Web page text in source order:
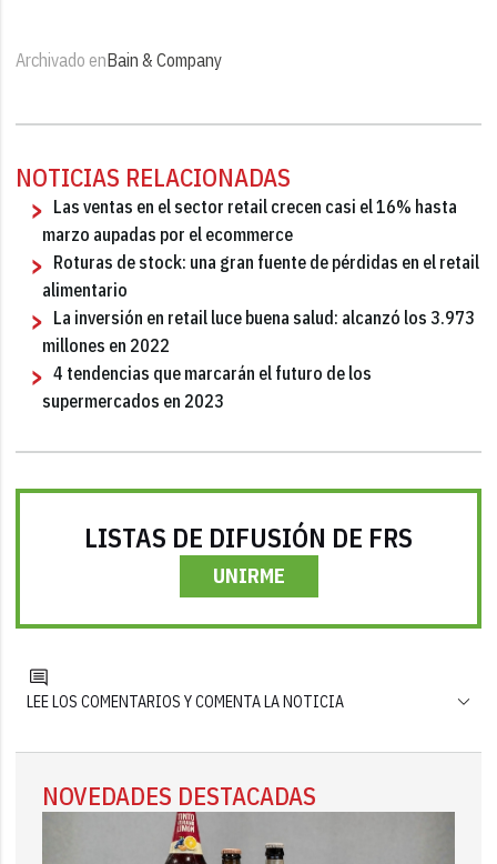
Archivado enBain & Company
NOTICIAS RELACIONADAS
Las ventas en el sector retail crecen casi el 16% hasta
marzo aupadas por el ecommerce
Roturas de stock: una gran fuente de pérdidas en el retail
alimentario
La inversión en retail luce buena salud: alcanzó los 3.973
millones en 2022
4 tendencias que marcarán el futuro de los
supermercados en 2023
LISTAS DE DIFUSIÓN DE FRS
UNIRME
LEE LOS COMENTARIOS Y COMENTA LA NOTICIA
NOVEDADES DESTACADAS